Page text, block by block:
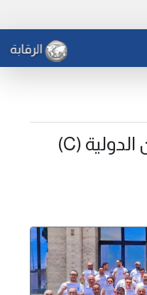
الرقابة
اختتام دورة المدربين الدولية (C)